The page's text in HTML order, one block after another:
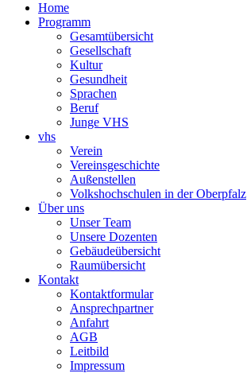
Home
Programm
Gesamtübersicht
Gesellschaft
Kultur
Gesundheit
Sprachen
Beruf
Junge VHS
vhs
Verein
Vereinsgeschichte
Außenstellen
Volkshochschulen in der Oberpfalz
Über uns
Unser Team
Unsere Dozenten
Gebäudeübersicht
Raumübersicht
Kontakt
Kontaktformular
Ansprechpartner
Anfahrt
AGB
Leitbild
Impressum